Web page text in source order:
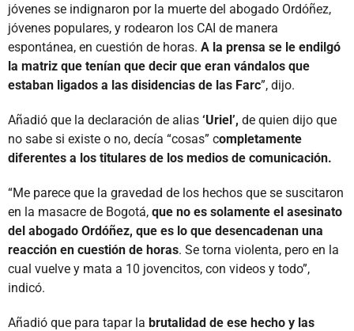
jóvenes se indignaron por la muerte del abogado Ordóñez,
jóvenes populares, y rodearon los CAI de manera
espontánea, en cuestión de horas. A la prensa se le endilgó
la matriz que tenían que decir que eran vándalos que
estaban ligados a las disidencias de las Farc”, dijo.
Añadió que la declaración de alias ‘Uriel’, de quien dijo que
no sabe si existe o no, decía “cosas” completamente
diferentes a los titulares de los medios de comunicación.
“Me parece que la gravedad de los hechos que se suscitaron
en la masacre de Bogotá, que no es solamente el asesinato
del abogado Ordóñez, que es lo que desencadenan una
reacción en cuestión de horas. Se torna violenta, pero en la
cual vuelve y mata a 10 jovencitos, con videos y todo”,
indicó.
Añadió que para tapar la brutalidad de ese hecho y las